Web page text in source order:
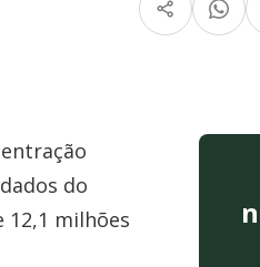
do
12,1 milhões